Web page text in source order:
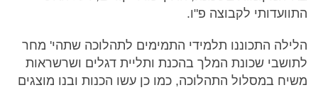
התוועדותי לקבוצה פ"ו.
הלילה התכוננו תלמידי התמימים לתהלוכה שתהי' מחר
לתושבי שכונת המלך בהכנת ותליית דגלים ושרשראות
משיח במסלול התהלוכה, כמו כן עשו הכנות ובנו מוצגים